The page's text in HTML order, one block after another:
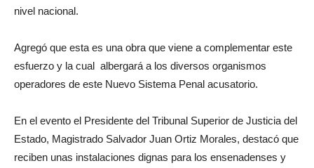
nivel nacional.
Agregó que esta es una obra que viene a complementar este
esfuerzo y la cual albergará a los diversos organismos
operadores de este Nuevo Sistema Penal acusatorio.
En el evento el Presidente del Tribunal Superior de Justicia del
Estado, Magistrado Salvador Juan Ortiz Morales, destacó que
reciben unas instalaciones dignas para los ensenadenses y